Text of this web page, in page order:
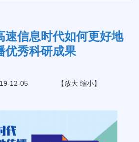
速信息时代如何更好地
优秀科研成果
12-05 【放大 缩小】